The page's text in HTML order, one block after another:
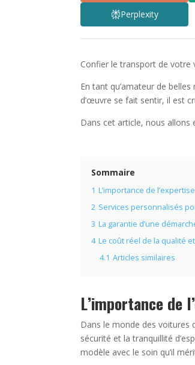
Perplexity
Confier le transport de votre
En tant qu’amateur de
d’œuvre se fait sentir, il est
Dans cet article, nous allons
Sommaire
1 L’importance de
2 Services personnalisés
3 La garantie d’une
4 Le coût réel de la qualité
4.1 Articles similaires
L’importance de
Dans le monde des voitures
sécurité et la tranquillité
modèle avec le soin qu’il